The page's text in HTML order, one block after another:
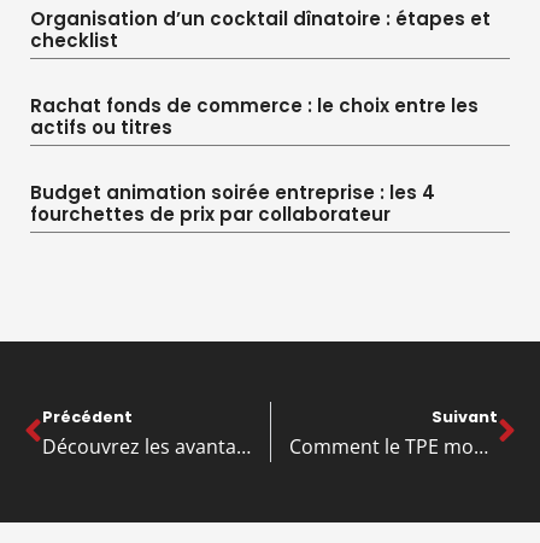
Organisation d’un cocktail dînatoire : étapes et
checklist
Rachat fonds de commerce : le choix entre les
actifs ou titres
Budget animation soirée entreprise : les 4
fourchettes de prix par collaborateur
Précédent
Découvrez les avantages du débarras d’entreprise pour optimiser votre espace de travail
Suivant
Comment le TPE mobile offre-t-il plus de liberté et de flexibilité aux commerçants ?